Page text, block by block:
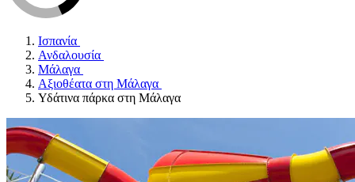
Ισπανία
Ανδαλουσία
Μάλαγα
Αξιοθέατα στη Μάλαγα
Υδάτινα πάρκα στη Μάλαγα